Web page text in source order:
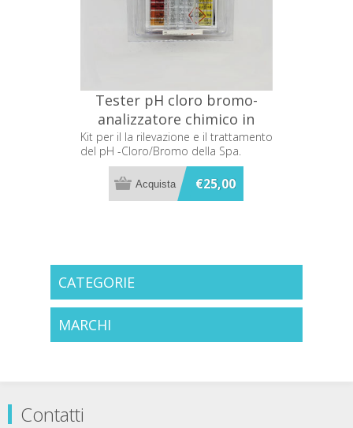
Tester pH cloro bromo-
analizzatore chimico in
gocce- Linea Spa
Kit per il la rilevazione e il trattamento
del pH -Cloro/Bromo della Spa.
€25,00
CATEGORIE
MARCHI
Contatti